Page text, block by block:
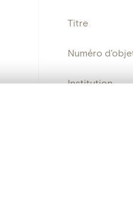
Titre
Numéro
Institution